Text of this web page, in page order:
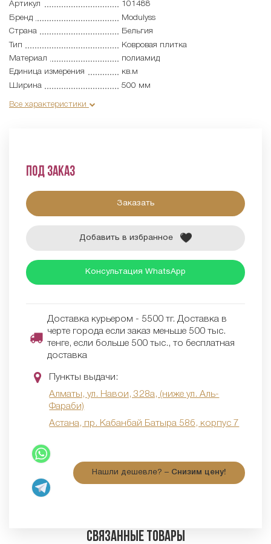
Артикул
101488
Бренд
Modulyss
Страна
Бельгия
Тип
Ковровая плитка
Материал
полиамид
Единица измерения
кв.м
Ширина
500 мм
Все характеристики
Под заказ
Заказать
Добавить в избранное
Консультация WhatsApp
Доставка курьером - 5500 тг. Доставка в
черте города если заказ меньше 500 тыс.
тенге, если больше 500 тыс., то бесплатная
доставка
Пункты выдачи:
Алматы, ул. Навои, 328а, (ниже ул. Аль-
Фараби)
Астана, пр. Кабанбай Батыра 58б, корпус 7
Нашли дешевле? – Снизим цену!
Связанные товары